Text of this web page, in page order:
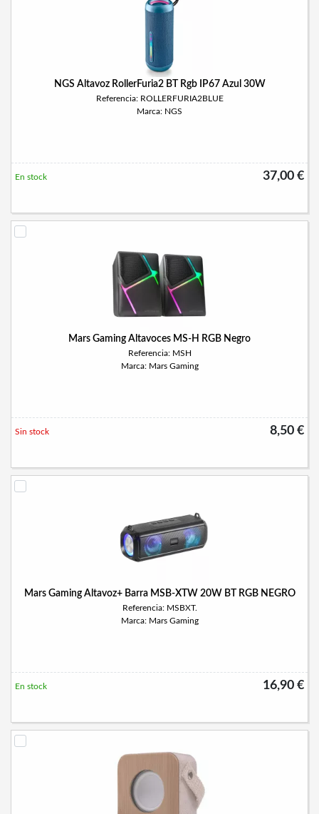
NGS Altavoz RollerFuria2 BT Rgb IP67 Azul 30W
Referencia: ROLLERFURIA2BLUE
Marca: NGS
37,00 €
En stock
Mars Gaming Altavoces MS-H RGB Negro
Referencia: MSH
Marca: Mars Gaming
8,50 €
Sin stock
Mars Gaming Altavoz+ Barra MSB-XTW 20W BT RGB NEGRO
Referencia: MSBXT.
Marca: Mars Gaming
16,90 €
En stock